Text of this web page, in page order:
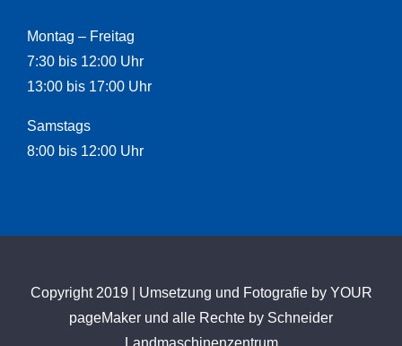
Montag – Freitag
7:30 bis 12:00 Uhr
13:00 bis 17:00 Uhr
Samstags
8:00 bis 12:00 Uhr
Copyright 2019 | Umsetzung und Fotografie by YOUR
pageMaker und alle Rechte by Schneider
Landmaschinenzentrum